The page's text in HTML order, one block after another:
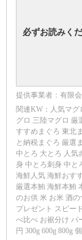
必ずお読みく
提供事業者：有限
関連KW：人気マグ
グロ 三陸マグロ 厳
すすめまぐろ 東北
と納税まぐろ 厳選
中とろ 大とろ 人気
身 中とろ刺身 中と
海鮮人気 海鮮おす
厳選本鮪 海鮮本鮪
のお供 米 お米 酒
プレゼント スピー
べ比べ お裾分け パ
円 300g 600g 800g